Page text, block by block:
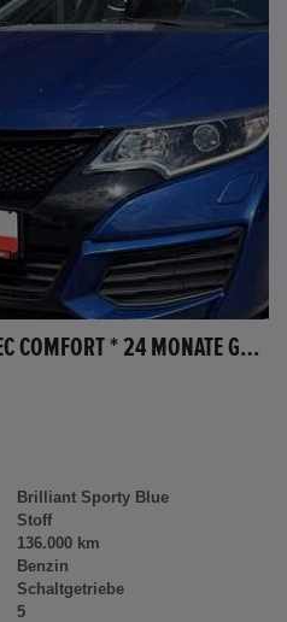
HONDA CIVIC CIVIC 1.4 I-VTEC COMFORT * 24 MONATE GARANTIE *
Brilliant Sporty Blue
Stoff
136.000 km
Benzin
Schaltgetriebe
5